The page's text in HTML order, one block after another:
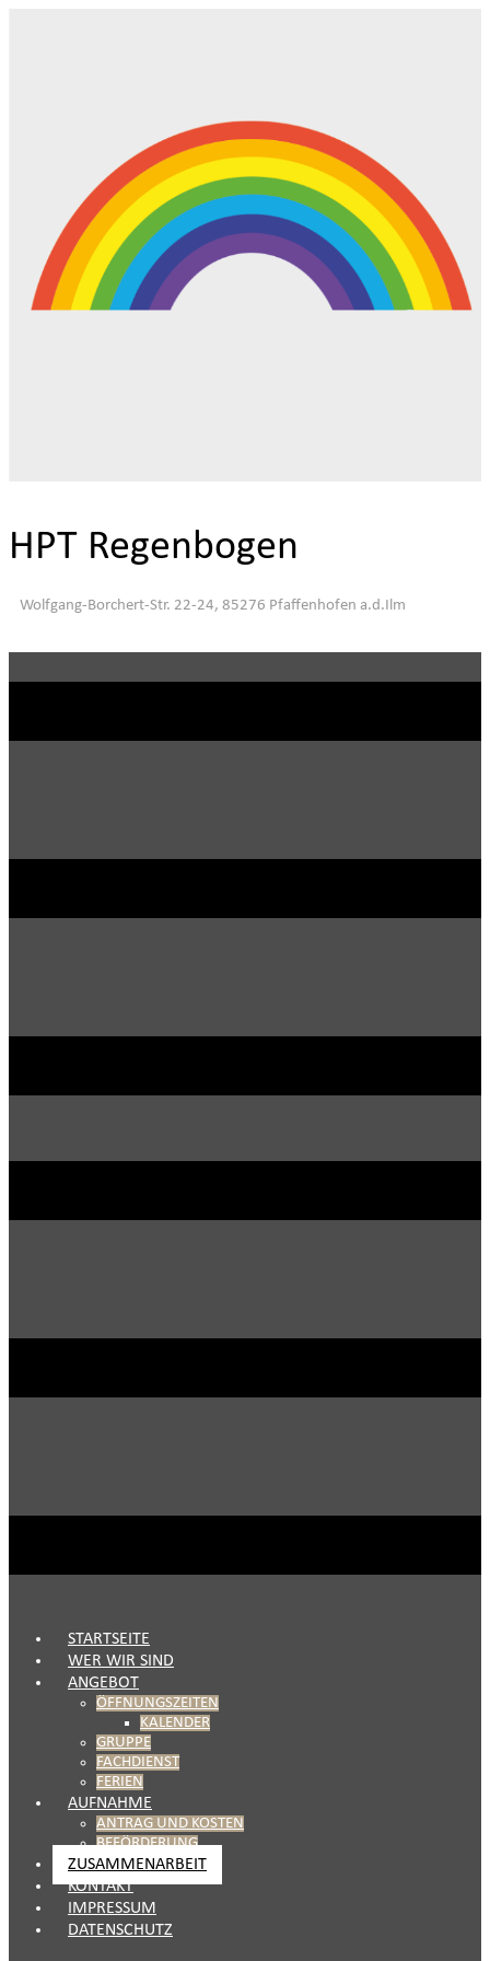
HPT Regenbogen
Wolfgang-Borchert-Str. 22-24, 85276 Pfaffenhofen a.d.Ilm
STARTSEITE
WER WIR SIND
ANGEBOT
ÖFFNUNGSZEITEN
KALENDER
GRUPPE
FACHDIENST
FERIEN
AUFNAHME
ANTRAG UND KOSTEN
BEFÖRDERUNG
ZUSAMMENARBEIT
KONTAKT
IMPRESSUM
DATENSCHUTZ